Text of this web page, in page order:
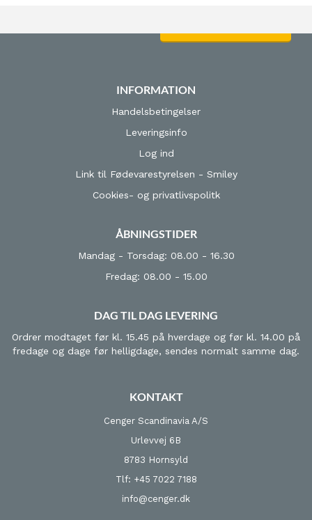
INFORMATION
Handelsbetingelser
Leveringsinfo
Log ind
Link til Fødevarestyrelsen - Smiley
Cookies- og privatlivspolitk
ÅBNINGSTIDER
Mandag - Torsdag: 08.00 - 16.30
Fredag: 08.00 - 15.00
DAG TIL DAG LEVERING
Ordrer modtaget før kl. 15.45 på hverdage og før kl. 14.00 på
fredage og dage før helligdage, sendes normalt samme dag.
KONTAKT
Cenger Scandinavia A/S
Urlevvej 6B
8783 Hornsyld
Tlf: +45 7022 7188
info@cenger.dk